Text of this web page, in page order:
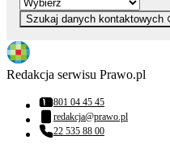
Szukaj danych kontaktowych
Redakcja serwisu Prawo.pl
Numer telefonu:
801 04 45 45
Adres email:
redakcja@prawo.pl
Numer telefonu:
22 535 88 00